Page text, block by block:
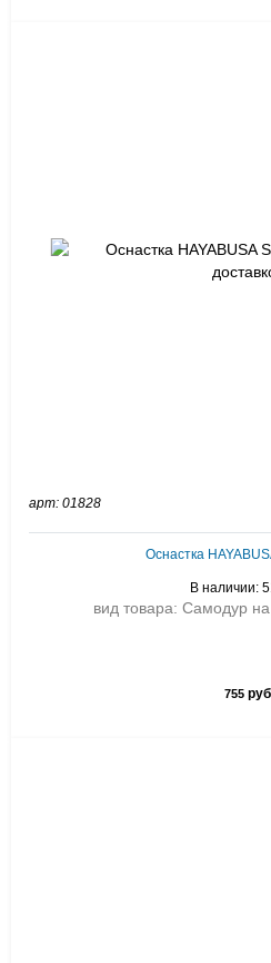
арт: 01828
Оснастка
В наличии:
вид товара: Самодур
755